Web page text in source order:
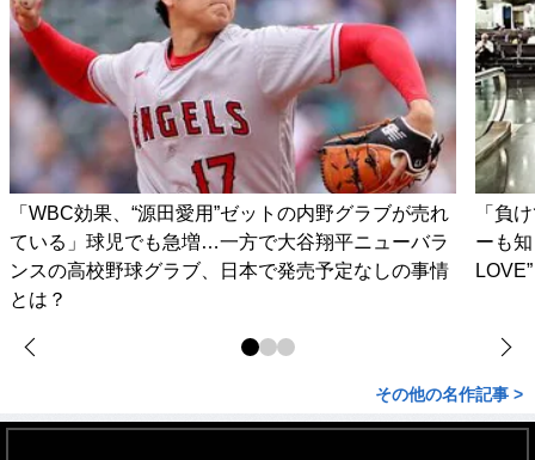
「WBC効果、“源田愛用”ゼットの内野グラブが売れ
ている」球児でも急増…一方で大谷翔平ニューバラ
ンスの高校野球グラブ、日本で発売予定なしの事情
とは？
「負
ーも
その他の名作記事 >